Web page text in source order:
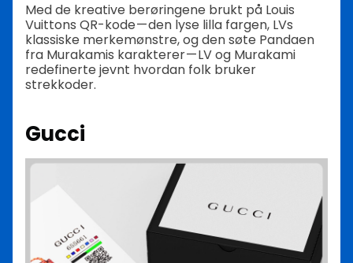
Med de kreative berøringene brukt på Louis
Vuittons QR-kode — den lyse lilla fargen, LVs
klassiske merkemønstre, og den søte Pandaen
fra Murakamis karakterer — LV og Murakami
redefinerte jevnt hvordan folk bruker
strekkoder.
Gucci